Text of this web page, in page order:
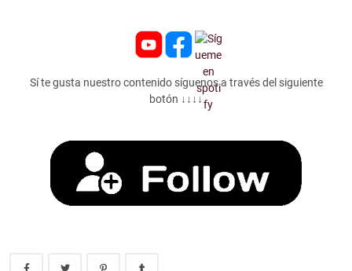
Sí te gusta nuestro contenido síguenos a través del siguiente
botón ↓↓↓↓